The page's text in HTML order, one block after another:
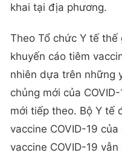
khai tại địa phương.
Theo Tổ chức Y tế thế
khuyến cáo tiêm
nhiên dựa trên những
chủng mới của
mới tiếp theo. Bộ Y tế
vaccine COVID-19
vaccine COVID-19 vẫn